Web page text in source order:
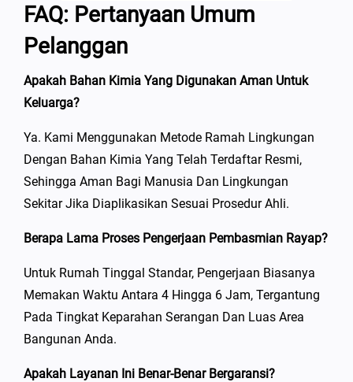
FAQ: Pertanyaan Umum
Pelanggan
Apakah Bahan Kimia Yang Digunakan Aman Untuk
Keluarga?
Ya. Kami Menggunakan Metode Ramah Lingkungan
Dengan Bahan Kimia Yang Telah Terdaftar Resmi,
Sehingga Aman Bagi Manusia Dan Lingkungan
Sekitar Jika Diaplikasikan Sesuai Prosedur Ahli.
Berapa Lama Proses Pengerjaan Pembasmian Rayap?
Untuk Rumah Tinggal Standar, Pengerjaan Biasanya
Memakan Waktu Antara 4 Hingga 6 Jam, Tergantung
Pada Tingkat Keparahan Serangan Dan Luas Area
Bangunan Anda.
Apakah Layanan Ini Benar-Benar Bergaransi?